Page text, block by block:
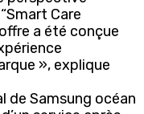
Care
a été conçue
», explique
de Samsung océan